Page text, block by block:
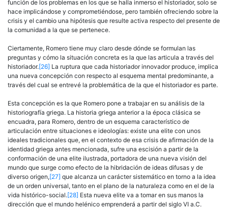
función de los problemas en los que se halla inmerso el his­toriador, solo se
hace implicándose y comprometiéndose, pero también ofreciendo sobre la
crisis y el cambio una hipótesis que resulte activa respecto del presente de
la comunidad a la que se pertenece.
Ciertamente, Romero tiene muy claro desde dónde se formulan las
preguntas y cómo la situación concreta es la que las articula a través del
historiador.[26] La ruptura que cada historiador innovador produce, implica
una nueva concepción con respecto al esquema mental predo­minante, a
través del cual se entrevé la problemática de la que el histo­riador es parte.
Esta concepción es la que Romero pone a trabajar en su análisis de la
historiografía griega. La historia griega anterior a la época clá­sica se
encuadra, para Romero, dentro de un esquema característico de
articulación entre situaciones e ideologías: existe una elite con unos
ideales tradicionales que, en el contexto de esa crisis de afir­mación de la
identidad griega antes mencionada, sufre una escisión a partir de la
conformación de una elite ilustrada, portadora de una nueva visión del
mundo que surge como efecto de la hibridación de ideas difusas y de
diverso origen,[27] que alcanza un carácter sistemá­tico en torno a la idea
de un orden universal, tanto en el plano de la naturaleza como en el de la
vida histórico-social.[28] Esta nueva elite va a tomar en sus manos la
dirección que el mundo helénico em­prenderá a partir del siglo VI a.C.